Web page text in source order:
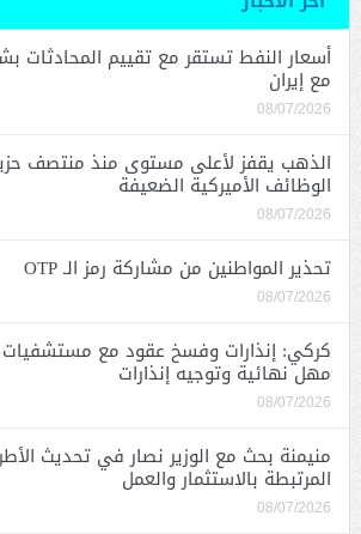
أسعار النفط تستقر مع تقييم المحادثات
مع إيران
08/07/2026
الذهب يقفز لأعلى مستوى منذ منتصف
الوظائف الأميركية الضعيفة
08/07/2026
تحذير المواطنين من مشاركة رمز الـ OTP
08/07/2026
كركي: إنذارات وفسخ عقود مع مستشفيات
مهل نهائية وتوجيه إنذارات
08/07/2026
منيمنة بحث مع الوزير نصار في تحديث
المرتبطة بالاستثمار والعمل
08/07/2026